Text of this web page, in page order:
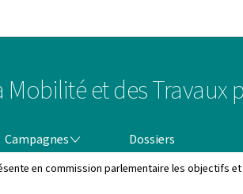
Mobilité et des Travaux
Campagnes
Dossiers
en commission parlementaire les objectifs